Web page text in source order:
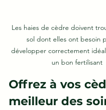
Les haies de cèdre doivent
sol dont elles ont besoin
développer correctement
un bon fertilisant
Offrez à vos
meilleur des